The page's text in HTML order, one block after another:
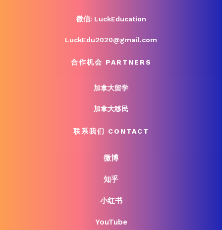
微信: LuckEducation
LuckEdu2020@gmail.com
合作机会 PARTNERS
加拿大留学
加拿大移民
联系我们 CONTACT
微博
知乎
小红书
YouTube